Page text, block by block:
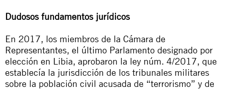
Dudosos fundamentos jurídicos
En 2017, los miembros de la Cámara de
Representantes, el último Parlamento designado por
elección en Libia, aprobaron la ley núm. 4/2017, que
establecía la jurisdicción de los tribunales militares
sobre la población civil acusada de “terrorismo” y de